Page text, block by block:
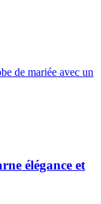
de mariée avec un
élégance et